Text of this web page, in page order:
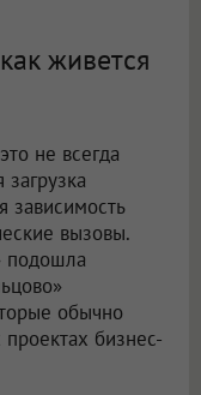
живется
не всегда
зависимость
вызовы.
подошла
обычно
бизнес-